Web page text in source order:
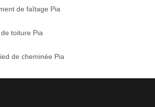
de faîtage Pia
toiture Pia
de cheminée Pia